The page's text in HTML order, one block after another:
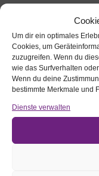
Um dir ein optimales
Cookies, um
zuzugreifen. Wenn du
wie das Surfverhalten
Wenn du deine
bestimmte Merkmale und
Dienste verwalten
Der
22.01.2013 die
Entwicklung der
Dr. Walter Rieß im
Entwicklung der
Die mittel- und
die synergistische
diakonischen